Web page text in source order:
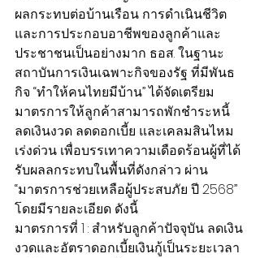
ผลกระทบต่อบ้านเรือน การดำเนินชีวิต
และการประกอบอาชีพของลูกค้าและ
ประชาชนเป็นอย่างมาก ธอส. ในฐานะ
สถาบันการเงินเฉพาะกิจของรัฐ ที่มีพันธ
กิจ “ทำให้คนไทยมีบ้าน” ได้จัดเตรียม
มาตรการให้ลูกค้าสามารถพักชำระหนี้
ลดเงินงวด ลดดอกเบี้ย และเคลมสินไหม
เร่งด่วน เพื่อบรรเทาความเดือดร้อนผู้ที่ได้
รับผลลกระทบในพื้นที่ดังกล่าว ผ่าน
“มาตรการช่วยเหลือผู้ประสบภัย ปี 2568”
โดยมีรายละเอียด ดังนี้
มาตรการที่ 1 : สำหรับลูกค้าปัจจุบัน ลดเงิน
งวดและอัตราดอกเบี้ยเงินกู้เป็นระยะเวลา